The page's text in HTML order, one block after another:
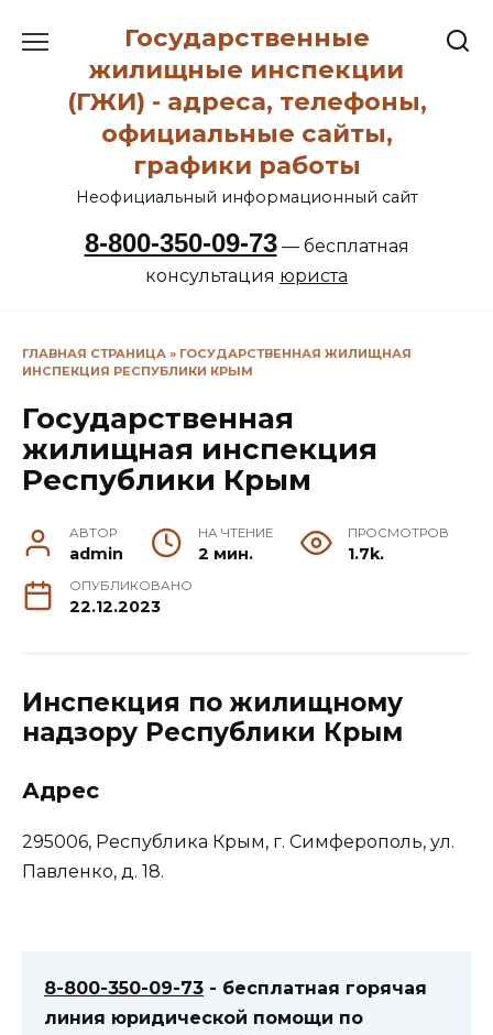
содержанию
Государственные
жилищные инспекции
(ГЖИ) - адреса, телефоны,
официальные сайты,
графики работы
Неофициальный информационный сайт
8-800-350-09-73— бесплатная
консультация юриста
ГЛАВНАЯ СТРАНИЦА » ГОСУДАРСТВЕННАЯ ЖИЛИЩНАЯ
ИНСПЕКЦИЯ РЕСПУБЛИКИ КРЫМ
Государственная
жилищная инспекция
Республики Крым
АВТОР
admin
НА ЧТЕНИЕ
2 мин.
ПРОСМОТРОВ
1.7k.
ОПУБЛИКОВАНО
22.12.2023
Инспекция по жилищному
надзору Республики Крым
Адрес
295006, Республика Крым, г. Симферополь, ул.
Павленко, д. 18.
8-800-350-09-73 - бесплатная горячая
линия юридической помощи по